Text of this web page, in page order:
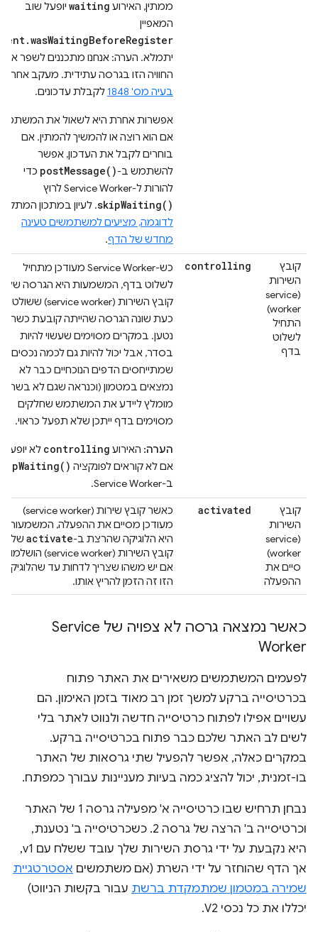
ממתין, האירוע waiting יופעל שוב
המאפיין
יתמלא. הערה: אנחנו מתכננים לשפר את
החוויה הזו בגרסה עתידית. מעקב אחר
בעיה מס' 1848
לקבלת עדכונים.
אפשרות אחרת היא לשאול את
אם הוא רוצה או להמשיך להמתין. אם
בוחרים לקבל את העדכון, אפשר
להשתמש ב-postMessage() כדי
להורות ל-Service Worker לרוץ
skipWaiting(). לעיון במתכון
לדוגמה, מציעים למשתמשים טעינה
מחדש של הדף.
קובץ
השירות
(service
worker)
התחיל
לשלוט
בדף
controlling
כש-Service Worker מעודכן מתחיל
לשלוט בדף, המשמעות היא הגרסה של
קובץ השירות (service worker) ששולטות
כעת שונה הגרסה שהייתה קובעת
נטען. במקרים מסוימים שעשוי להיות
בסדר, אבל יכול להיות גם לכמה נכסים
שמתייחסים הדפים הנוכחיים כבר לא
נמצאים במטמון (וכנראה שגם לא
מומלץ ליידע את המשתמש שחלקים
מסוימים בדף ייתכן שלא תפעל כראוי.
הערה: האירוע controlling לא יופעל
אם לא קוראים לפונקציה
ב-Service Worker.
קובץ
השירות
(service
worker)
סיים את
ההפעלה
activated
כאשר קובץ שירות (service worker)
מעודכן מסיים את ההפעלה, המשמעות
היא הלוגיקה שהרצת ב-activate של
קובץ השירות (service worker) הושלמו.
אם יש משהו שצריך לדחות עד שהלוגיקה
הזו זה הזמן להריץ אותו.
כאשר נמצאה גרסה לא צפויה של Service
Worker
לפעמים המשתמשים משאירים את האתר פתוח
בכרטיסייה ברקע למשך זמן רב מאוד בזמן האימון. הם
עשויים אפילו לפתוח כרטיסייה חדשה ולנווט לאתר בלי
לשים לב האתר שלכם כבר פתוח בכרטיסייה ברקע.
במקרים כאלה, אפשר להפעיל שתי גרסאות של האתר
בו-זמנית, יכול להציג כמה בעיות מעניינות עבורך כמפתח.
נבחן תרחיש שבו כרטיסייה א' מפעילה גרסה 1 של האתר
וכרטיסייה ב' הרצה של גרסה 2. כשכרטיסייה ב' נטענת,
היא נקבעת על ידי גרסת השירות שלך עובד ששלח עם v1,
אך הדף שהוחזר על ידי השרת (אם משתמשים אסטרטגיית
שמירה במטמון שמתמקדת ברשת עבור בקשות הניווט)
יכללו את כל נכסי V2.